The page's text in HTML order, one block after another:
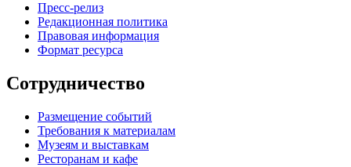
Пресс-релиз
Редакционная политика
Правовая информация
Формат ресурса
Сотрудничество
Размещение событий
Требования к материалам
Музеям и выставкам
Ресторанам и кафе